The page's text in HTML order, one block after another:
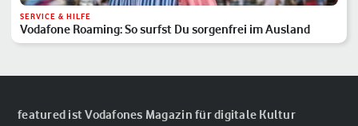
SERVICE & HILFE
Vodafone Roaming: So surfst Du sorgenfrei im Ausland
featured ist Vodafones Magazin für digitale Kultur